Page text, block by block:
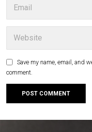
Save my name, email, and
comment.